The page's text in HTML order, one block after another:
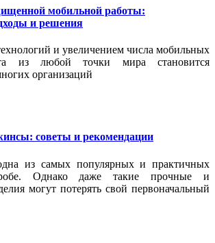
мобильной работы:
и решения
и увеличением числа мобильных
из любой точки мира становится
организаций
советы и рекомендации
из самых популярных и практичных
Однако даже такие прочные и
могут потерять свой первоначальный